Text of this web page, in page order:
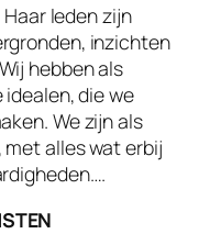
Haar leden zijn
inzichten
hebben als
die we
We zijn als
met alles wat erbij